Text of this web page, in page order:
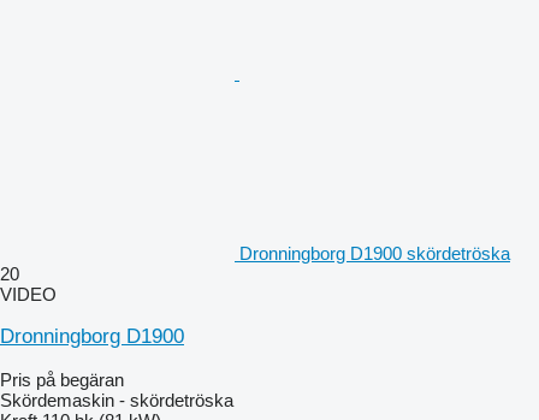
Dronningborg D1900 skördetröska
20
VIDEO
Dronningborg D1900
Pris på begäran
Skördemaskin - skördetröska